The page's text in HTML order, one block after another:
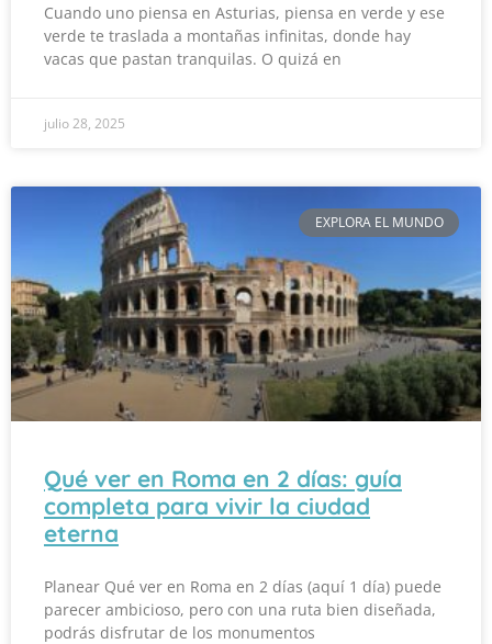
Cuando uno piensa en Asturias, piensa en verde y ese
verde te traslada a montañas infinitas, donde hay
vacas que pastan tranquilas. O quizá en
julio 28, 2025
EXPLORA EL MUNDO
Qué ver en Roma en 2 días: guía
completa para vivir la ciudad
eterna
Planear Qué ver en Roma en 2 días (aquí 1 día) puede
parecer ambicioso, pero con una ruta bien diseñada,
podrás disfrutar de los monumentos